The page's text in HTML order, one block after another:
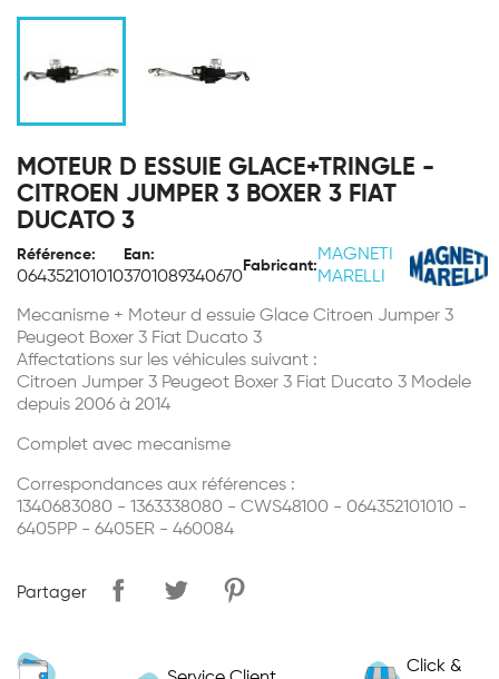
MOTEUR D ESSUIE GLACE+TRINGLE -
CITROEN JUMPER 3 BOXER 3 FIAT
DUCATO 3
Référence:
064352101010
Ean:
3701089340670
Fabricant:
MAGNETI
MARELLI
Mecanisme + Moteur d essuie Glace Citroen Jumper 3
Peugeot Boxer 3 Fiat Ducato 3
Affectations sur les véhicules suivant :
Citroen Jumper 3 Peugeot Boxer 3 Fiat Ducato 3 Modele
depuis 2006 à 2014
Complet avec mecanisme
Correspondances aux références :
1340683080 - 1363338080 - CWS48100 - 064352101010 -
6405PP - 6405ER - 460084
Partager
Click &